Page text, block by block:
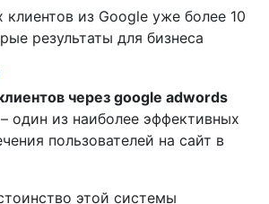
из Google уже более 10
результаты для бизнеса
один из наиболее эффективных
пользователей на сайт в
этой системы